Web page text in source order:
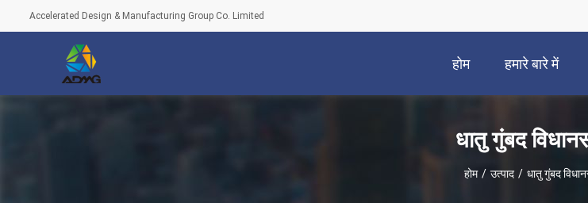
Accelerated Design & Manufacturing Group Co. Limited
होम हमारे बारे में
धातु गुंबद
होम / उत्पाद / धातु गुंबद